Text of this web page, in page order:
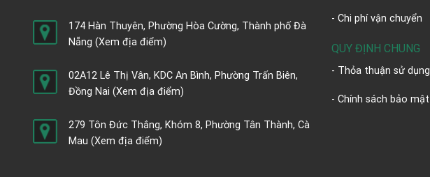
174 Hàn Thuyên, Phường Hòa Cường, Thành phố Đà
Nẵng (Xem địa điểm)
02A12 Lê Thị Vân, KDC An Bình, Phường Trấn Biên,
Đồng Nai (Xem địa điểm)
279 Tôn Đức Thắng, Khóm 8, Phường Tân Thành, Cà
Mau (Xem địa điểm)
- Chi phí vận chuyển
QUY ĐỊNH CHUNG
- Thỏa thuận sử dụng
- Chính sách bảo mật